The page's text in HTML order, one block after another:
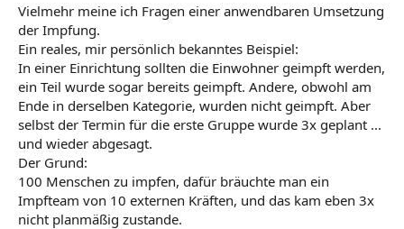
Vielmehr meine ich Fragen einer anwendbaren Umsetzung
der Impfung.
Ein reales, mir persönlich bekanntes Beispiel:
In einer Einrichtung sollten die Einwohner geimpft werden,
ein Teil wurde sogar bereits geimpft. Andere, obwohl am
Ende in derselben Kategorie, wurden nicht geimpft. Aber
selbst der Termin für die erste Gruppe wurde 3x geplant ...
und wieder abgesagt.
Der Grund:
100 Menschen zu impfen, dafür bräuchte man ein
Impfteam von 10 externen Kräften, und das kam eben 3x
nicht planmäßig zustande.